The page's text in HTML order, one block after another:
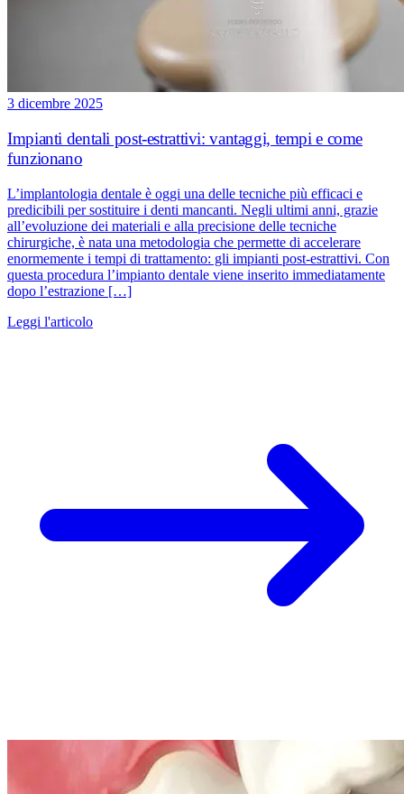
3 dicembre 2025
Impianti dentali post-estrattivi: vantaggi, tempi e come
funzionano
L’implantologia dentale è oggi una delle tecniche più efficaci e
predicibili per sostituire i denti mancanti. Negli ultimi anni, grazie
all’evoluzione dei materiali e alla precisione delle tecniche
chirurgiche, è nata una metodologia che permette di accelerare
enormemente i tempi di trattamento: gli impianti post-estrattivi. Con
questa procedura l’impianto dentale viene inserito immediatamente
dopo l’estrazione […]
Leggi l'articolo